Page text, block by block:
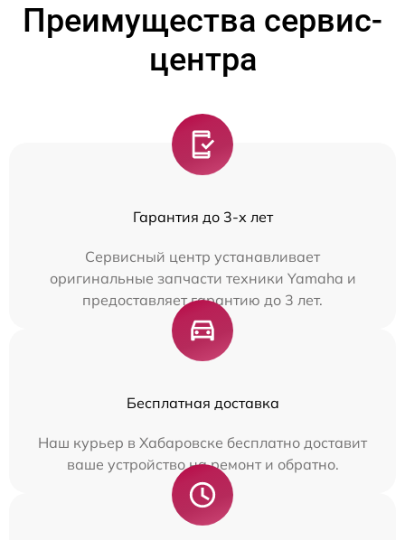
Преимущества сервис-
центра
Гарантия до 3-х лет
Сервисный центр устанавливает
оригинальные запчасти техники Yamaha и
предоставляет гарантию до 3 лет.
Бесплатная доставка
Наш курьер в Хабаровске бесплатно доставит
ваше устройство на ремонт и обратно.